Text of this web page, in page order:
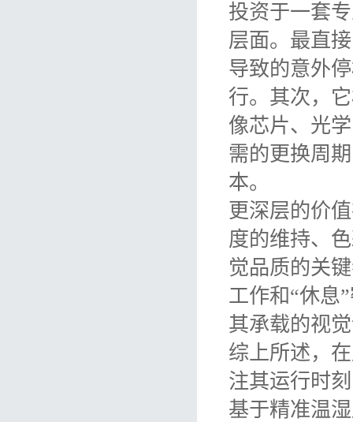
投资于一套
层面。最直
导致的意外
行。其次，
像芯片、光
需的更换周
本。
更深层的价
度的维持、
觉品质的关
工作和“休息
其承载的视
综上所述，
注其运行时
基于精准温